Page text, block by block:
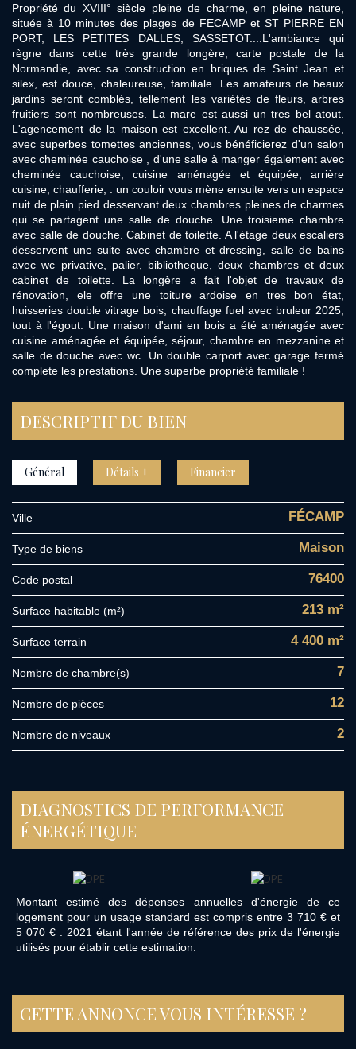
Propriété du XVIII° siècle pleine de charme, en pleine nature,
située à 10 minutes des plages de FECAMP et ST PIERRE EN
PORT, LES PETITES DALLES, SASSETOT....L'ambiance qui
règne dans cette très grande longère, carte postale de la
Normandie, avec sa construction en briques de Saint Jean et
silex, est douce, chaleureuse, familiale. Les amateurs de beaux
jardins seront comblés, tellement les variétés de fleurs, arbres
fruitiers sont nombreuses. La mare est aussi un tres bel atout.
L'agencement de la maison est excellent. Au rez de chaussée,
avec superbes tomettes anciennes, vous bénéficierez d'un salon
avec cheminée cauchoise , d'une salle à manger également avec
cheminée cauchoise, cuisine aménagée et équipée, arrière
cuisine, chaufferie, . un couloir vous mène ensuite vers un espace
nuit de plain pied desservant deux chambres pleines de charmes
qui se partagent une salle de douche. Une troisieme chambre
avec salle de douche. Cabinet de toilette. A l'étage deux escaliers
desservent une suite avec chambre et dressing, salle de bains
avec wc privative, palier, bibliotheque, deux chambres et deux
cabinet de toilette. La longère a fait l'objet de travaux de
rénovation, ele offre une toiture ardoise en tres bon état,
huisseries double vitrage bois, chauffage fuel avec bruleur 2025,
tout à l'égout. Une maison d'ami en bois a été aménagée avec
cuisine aménagée et équipée, séjour, chambre en mezzanine et
salle de douche avec wc. Un double carport avec garage fermé
complete les prestations. Une superbe propriété familiale !
DESCRIPTIF DU BIEN
Général Détails + Financier
Ville FÉCAMP
Type de biens Maison
Code postal 76400
Surface habitable (m²) 213 m²
surface terrain 4 400 m²
Nombre de chambre(s) 7
Nombre de pièces 12
Nombre de niveaux 2
DIAGNOSTICS DE PERFORMANCE
ÉNERGÉTIQUE
Montant estimé des dépenses annuelles d'énergie de ce
logement pour un usage standard est compris entre 3 710 € et
5 070 € . 2021 étant l'année de référence des prix de l'énergie
utilisés pour établir cette estimation.
CETTE ANNONCE VOUS INTÉRESSE ?